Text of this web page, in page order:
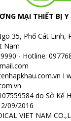
MẠI THIẾT BỊ Y
35, Phố Cát Linh,
Nam
- Hotline:
I
do Sở Kế
09/2016
VIET NAM